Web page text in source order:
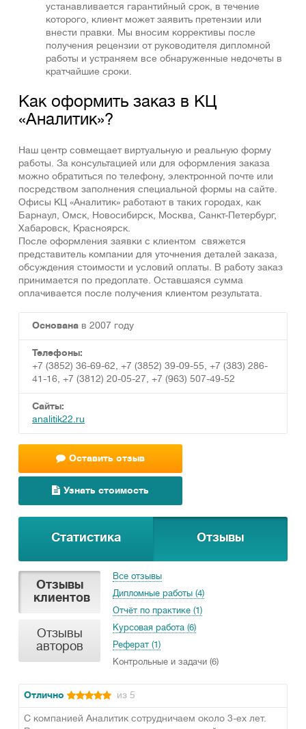
устанавливается гарантийный срок, в течение
которого, клиент может заявить претензии или
внести правки. Мы вносим коррективы после
получения рецензии от руководителя дипломной
работы и устраняем все обнаруженные недочеты в
кратчайшие сроки.
Как оформить заказ в КЦ
«Аналитик»?
Наш центр совмещает виртуальную и реальную форму
работы. За консультацией или для оформления заказа
можно обратиться по телефону, электронной почте или
посредством заполнения специальной формы на сайте.
Офисы КЦ «Аналитик» работают в таких городах, как
Барнаул, Омск, Новосибирск, Москва, Санкт-Петербург,
Хабаровск, Красноярск.
После оформления заявки с клиентом свяжется
представитель компании для уточнения деталей заказа,
обсуждения стоимости и условий оплаты. В работу заказ
принимается по предоплате. Оставшаяся сумма
оплачивается после получения клиентом результата.
Основана в 2007 году
Телефоны:
+7 (3852) 36-69-62, +7 (3852) 39-09-55, +7 (383) 286-
41-16, +7 (3812) 20-05-27, +7 (963) 507-49-52
Сайты:
analitik22.ru
Оставить отзыв
Узнать стоимость
Статистика Отзывы
Отзывы
клиентов
Отзывы
авторов
Все отзывы
Дипломные работы (4)
Отчёт по практике (1)
Курсовая работа (6)
Реферат (1)
Контрольные и задачи (6)
Отлично из 5
С компанией Аналитик сотрудничаем около 3-ех лет.